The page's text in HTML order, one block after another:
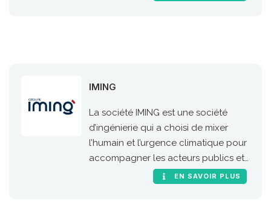
IMING
La société IMING est une société
d’ingénierie qui a choisi de mixer
l’humain et l’urgence climatique pour
accompagner les acteurs publics et
privés dans la gestion de leurs
EN SAVOIR PLUS